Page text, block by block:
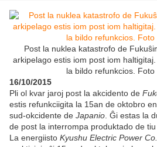
Post la nuklea katastrofo de
arkipelago estis iom post iom
la bildo refunkcios. Foto
16/10/2015
Pli ol kvar jaroj post la akcidento de
estis refunkciigita la 15an de oktobro
sud-okcidente de Japanio . Ĝi estas la
de post la interrompa produktado de tiu
La energiisto Kyushu Electric Power Co.